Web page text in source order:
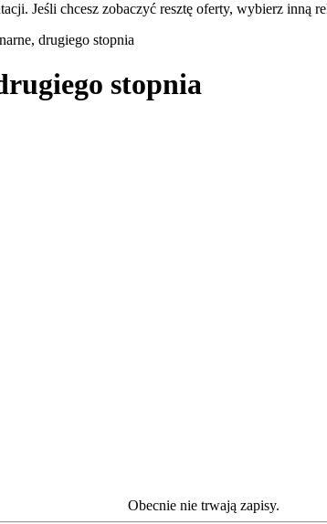
Jeśli chcesz zobaczyć resztę oferty, wybierz inną
drugiego stopnia
stopnia
Obecnie nie trwają zapisy.